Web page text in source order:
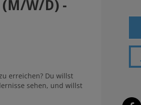
(M/W/D) -
erreichen? Du willst
sehen, und willst